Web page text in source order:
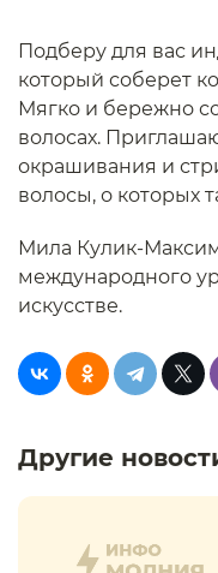
Подберу для вас
который соберет
Мягко и бережно
волосах.
окрашивания и
волосы, о которых
Мила Кулик-
международного
искусстве.
Другие